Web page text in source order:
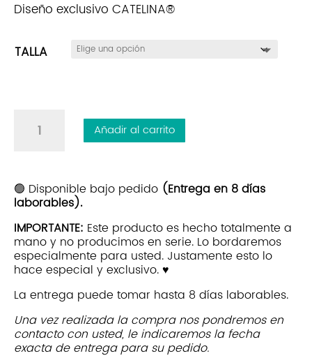
Diseño exclusivo CATELINA®
TALLA
Mabel
Petroleo
cantidad
Añadir al carrito
🟢 Disponible bajo pedido (Entrega en 8 días
laborables).
IMPORTANTE: Este producto es hecho totalmente a
mano y no producimos en serie. Lo bordaremos
especialmente para usted. Justamente esto lo
hace especial y exclusivo. ♥
La entrega puede tomar hasta 8 días laborables.
Una vez realizada la compra nos pondremos en
contacto con usted, le indicaremos la fecha
exacta de entrega para su pedido.